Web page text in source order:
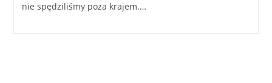
nie spędziliśmy poza krajem.…